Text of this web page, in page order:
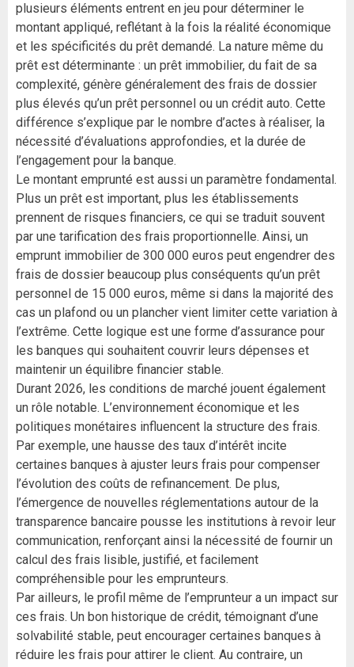
plusieurs éléments entrent en jeu pour déterminer le
montant appliqué, reflétant à la fois la réalité économique
et les spécificités du prêt demandé. La nature même du
prêt est déterminante : un prêt immobilier, du fait de sa
complexité, génère généralement des frais de dossier
plus élevés qu’un prêt personnel ou un crédit auto. Cette
différence s’explique par le nombre d’actes à réaliser, la
nécessité d’évaluations approfondies, et la durée de
l’engagement pour la banque.
Le montant emprunté est aussi un paramètre fondamental.
Plus un prêt est important, plus les établissements
prennent de risques financiers, ce qui se traduit souvent
par une tarification des frais proportionnelle. Ainsi, un
emprunt immobilier de 300 000 euros peut engendrer des
frais de dossier beaucoup plus conséquents qu’un prêt
personnel de 15 000 euros, même si dans la majorité des
cas un plafond ou un plancher vient limiter cette variation à
l’extrême. Cette logique est une forme d’assurance pour
les banques qui souhaitent couvrir leurs dépenses et
maintenir un équilibre financier stable.
Durant 2026, les conditions de marché jouent également
un rôle notable. L’environnement économique et les
politiques monétaires influencent la structure des frais.
Par exemple, une hausse des taux d’intérêt incite
certaines banques à ajuster leurs frais pour compenser
l’évolution des coûts de refinancement. De plus,
l’émergence de nouvelles réglementations autour de la
transparence bancaire pousse les institutions à revoir leur
communication, renforçant ainsi la nécessité de fournir un
calcul des frais lisible, justifié, et facilement
compréhensible pour les emprunteurs.
Par ailleurs, le profil même de l’emprunteur a un impact sur
ces frais. Un bon historique de crédit, témoignant d’une
solvabilité stable, peut encourager certaines banques à
réduire les frais pour attirer le client. Au contraire, un